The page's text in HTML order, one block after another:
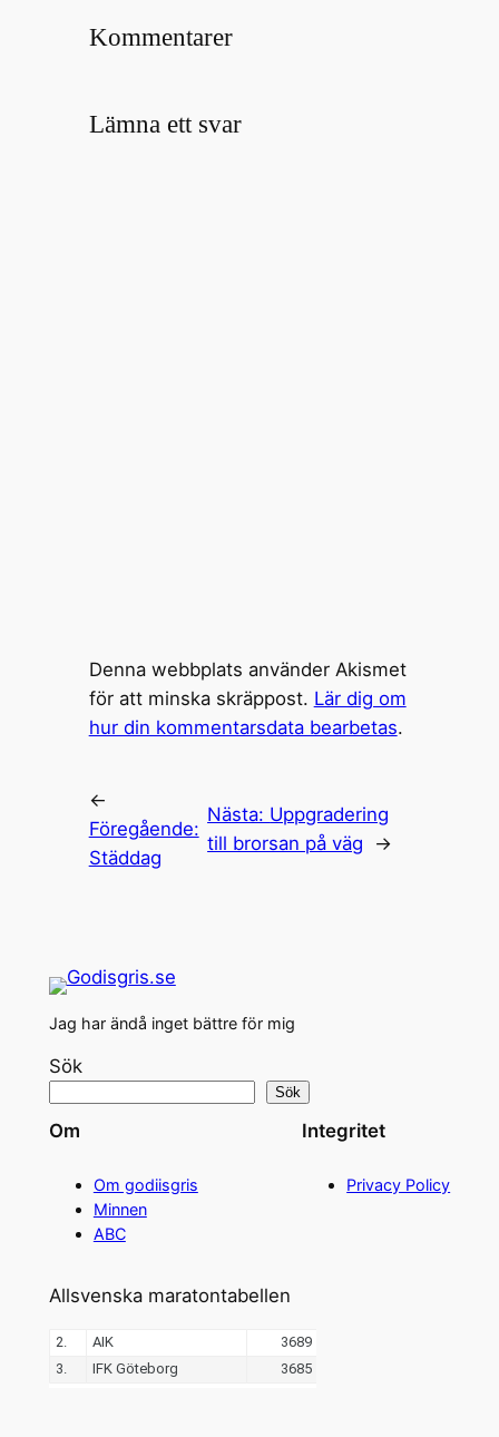
Kommentarer
Lämna ett svar
Denna webbplats använder Akismet
för att minska skräppost. Lär dig om
hur din kommentarsdata bearbetas.
←
Föregående:
Städdag
Nästa: Uppgradering
till brorsan på väg
→
Jag har ändå inget bättre för mig
Sök
Sök
Om
Om godiisgris
Minnen
ABC
Integritet
Privacy Policy
Allsvenska maratontabellen